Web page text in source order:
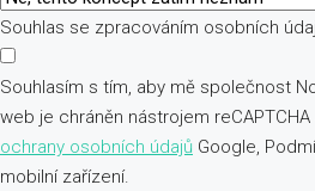
Souhlas se zpracováním osobních
Souhlasím s tím, aby mě společnost
web je chráněn nástrojem
ochrany osobních údajů Google,
mobilní zařízení.